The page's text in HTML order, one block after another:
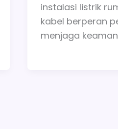
instalasi listrik
kabel berperan
menjaga